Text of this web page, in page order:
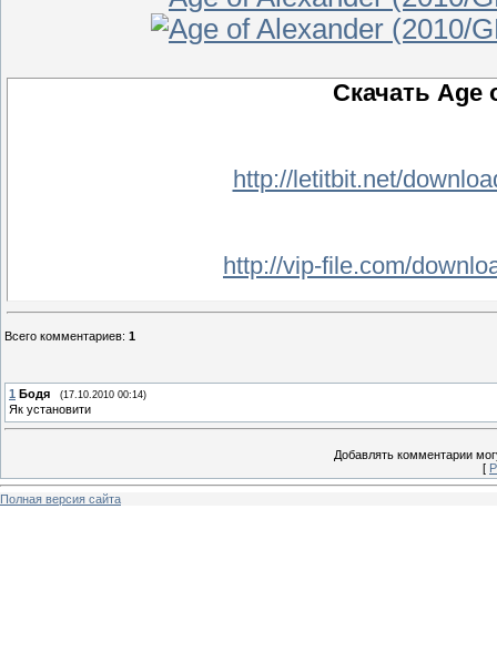
Скачать Age
http://letitbit.net/
http://vip-file.com/
http://rapidshare.com/
http://rapidshare.com/
Всего комментариев: 1
1 Бодя (17.10.2010 00:14)
Як установити
Добавлять комментарии
[
Полная версия сайта